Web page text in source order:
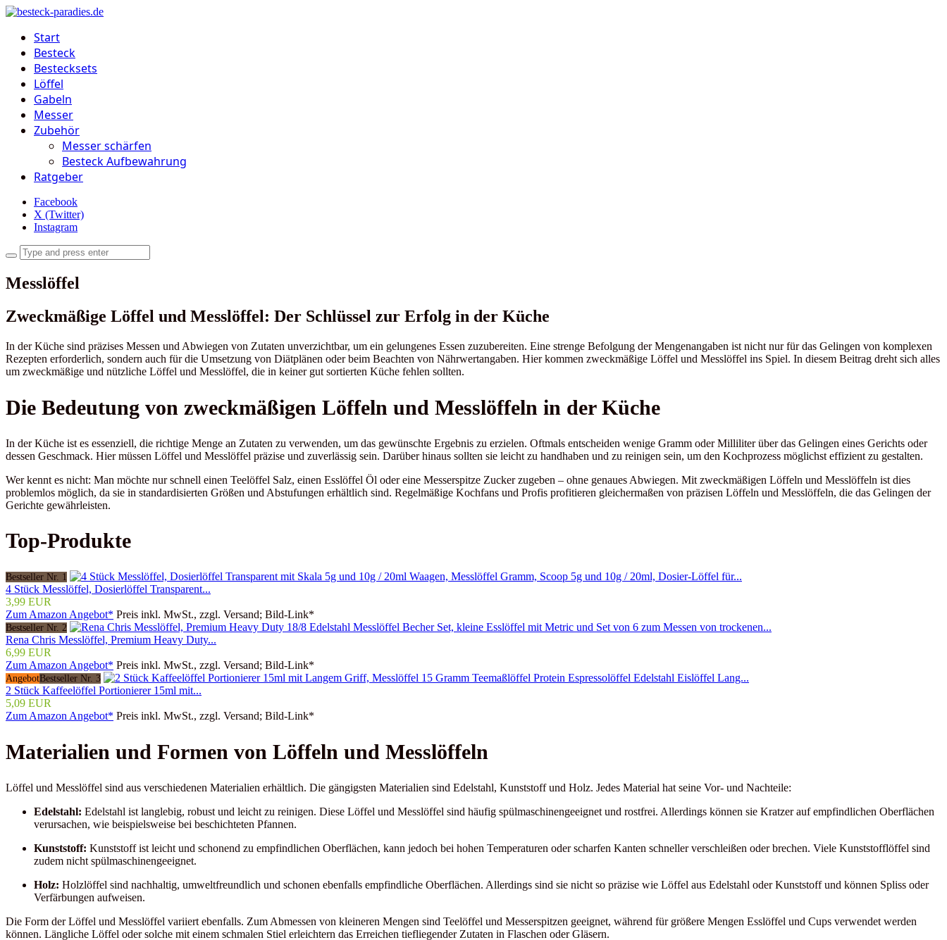
Start
Besteck
Bestecksets
Löffel
Gabeln
Messer
Zubehör
Messer schärfen
Besteck Aufbewahrung
Ratgeber
Facebook
X (Twitter)
Instagram
Messlöffel
Zweckmäßige Löffel und Messlöffel: Der Schlüssel zur Erfolg in der Küche
In der Küche sind präzises Messen und Abwiegen von Zutaten unverzichtbar, um ein gelungenes Essen zuzubereiten. Eine strenge Befolgung der Mengenangaben ist nicht nur für das Gelingen von komplexen
Rezepten erforderlich, sondern auch für die Umsetzung von Diätplänen oder beim Beachten von Nährwertangaben. Hier kommen zweckmäßige Löffel und Messlöffel ins Spiel. In diesem Beitrag dreht sich alles
um zweckmäßige und nützliche Löffel und Messlöffel, die in keiner gut sortierten Küche fehlen sollten.
Die Bedeutung von zweckmäßigen Löffeln und Messlöffeln in der Küche
In der Küche ist es essenziell, die richtige Menge an Zutaten zu verwenden, um das gewünschte Ergebnis zu erzielen. Oftmals entscheiden wenige Gramm oder Milliliter über das Gelingen eines Gerichts oder
dessen Geschmack. Hier müssen Löffel und Messlöffel präzise und zuverlässig sein. Darüber hinaus sollten sie leicht zu handhaben und zu reinigen sein, um den Kochprozess möglichst effizient zu gestalten.
Wer kennt es nicht: Man möchte nur schnell einen Teelöffel Salz, einen Esslöffel Öl oder eine Messerspitze Zucker zugeben – ohne genaues Abwiegen. Mit zweckmäßigen Löffeln und Messlöffeln ist dies
problemlos möglich, da sie in standardisierten Größen und Abstufungen erhältlich sind. Regelmäßige Kochfans und Profis profitieren gleichermaßen von präzisen Löffeln und Messlöffeln, die das Gelingen der
Gerichte gewährleisten.
Top-Produkte
Bestseller Nr. 1
4 Stück Messlöffel, Dosierlöffel Transparent...
3,99 EUR
Zum Amazon Angebot* Preis inkl. MwSt., zzgl. Versand; Bild-Link*
Bestseller Nr. 2
Rena Chris Messlöffel, Premium Heavy Duty...
6,99 EUR
Zum Amazon Angebot* Preis inkl. MwSt., zzgl. Versand; Bild-Link*
AngebotBestseller Nr. 3
2 Stück Kaffeelöffel Portionierer 15ml mit...
5,09 EUR
Zum Amazon Angebot* Preis inkl. MwSt., zzgl. Versand; Bild-Link*
Materialien und Formen von Löffeln und Messlöffeln
Löffel und Messlöffel sind aus verschiedenen Materialien erhältlich. Die gängigsten Materialien sind Edelstahl, Kunststoff und Holz. Jedes Material hat seine Vor- und Nachteile:
Edelstahl: Edelstahl ist langlebig, robust und leicht zu reinigen. Diese Löffel und Messlöffel sind häufig spülmaschinengeeignet und rostfrei. Allerdings können sie Kratzer auf empfindlichen Oberflächen
verursachen, wie beispielsweise bei beschichteten Pfannen.
Kunststoff: Kunststoff ist leicht und schonend zu empfindlichen Oberflächen, kann jedoch bei hohen Temperaturen oder scharfen Kanten schneller verschleißen oder brechen. Viele Kunststofflöffel sind
zudem nicht spülmaschinengeeignet.
Holz: Holzlöffel sind nachhaltig, umweltfreundlich und schonen ebenfalls empfindliche Oberflächen. Allerdings sind sie nicht so präzise wie Löffel aus Edelstahl oder Kunststoff und können Spliss oder
Verfärbungen aufweisen.
Die Form der Löffel und Messlöffel variiert ebenfalls. Zum Abmessen von kleineren Mengen sind Teelöffel und Messerspitzen geeignet, während für größere Mengen Esslöffel und Cups verwendet werden
können. Längliche Löffel oder solche mit einem schmalen Stiel erleichtern das Erreichen tiefliegender Zutaten in Flaschen oder Gläsern.